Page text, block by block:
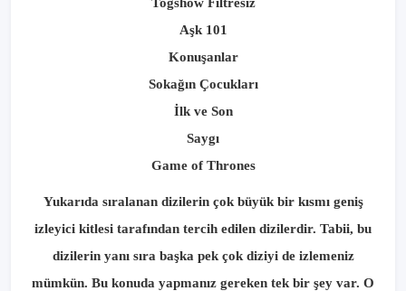
Aşk 101
Konuşanlar
Sokağın Çocukları
İlk ve Son
Saygı
Game of Thrones
Yukarıda sıralanan dizilerin çok büyük bir kısmı geniş
izleyici kitlesi tarafından tercih edilen dizilerdir. Tabii, bu
dizilerin yanı sıra başka pek çok diziyi de izlemeniz
mümkün. Bu konuda yapmanız gereken tek bir şey var. O